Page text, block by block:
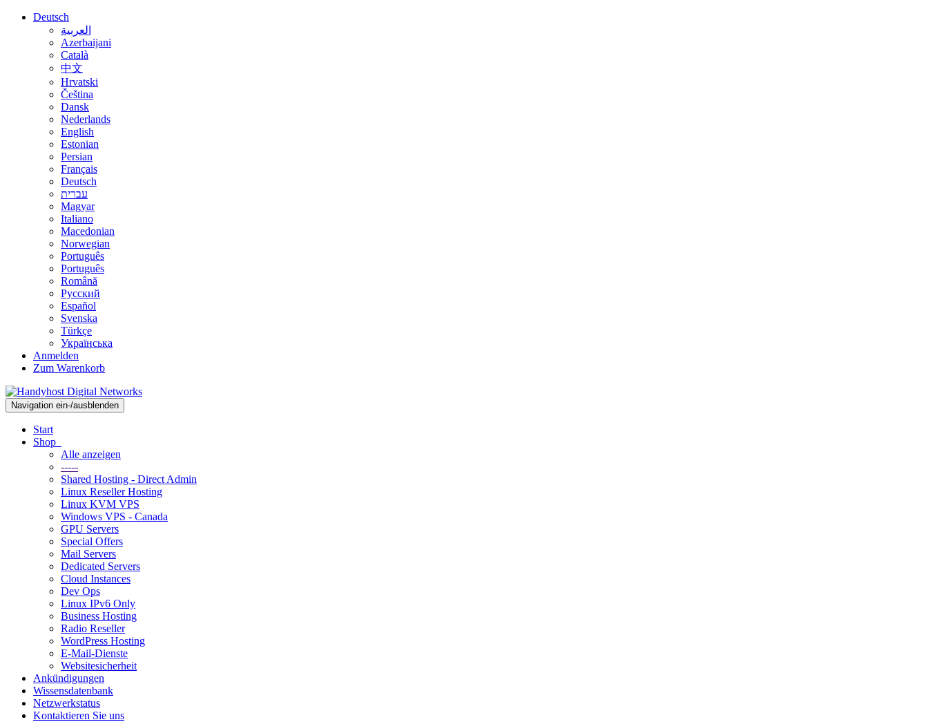
Deutsch
العربية
Azerbaijani
Català
中文
Hrvatski
Čeština
Dansk
Nederlands
English
Estonian
Persian
Français
Deutsch
עברית
Magyar
Italiano
Macedonian
Norwegian
Português
Português
Română
Русский
Español
Svenska
Türkçe
Українська
Anmelden
Zum Warenkorb
Navigation ein-/ausblenden
Start
Shop
Alle anzeigen
-----
Shared Hosting - Direct Admin
Linux Reseller Hosting
Linux KVM VPS
Windows VPS - Canada
GPU Servers
Special Offers
Mail Servers
Dedicated Servers
Cloud Instances
Dev Ops
Linux IPv6 Only
Business Hosting
Radio Reseller
WordPress Hosting
E-Mail-Dienste
Websitesicherheit
Ankündigungen
Wissensdatenbank
Netzwerkstatus
Kontaktieren Sie uns